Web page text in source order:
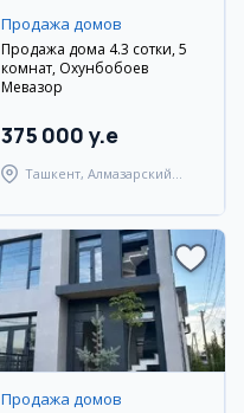
Продажа домов
Продажа дома 4.3 сотки, 5
комнат, Охунбобоев
Мевазор
375 000 y.e
Ташкент, Алмазарский
Продажа домов